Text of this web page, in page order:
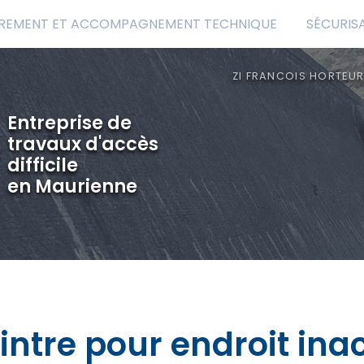
ET ACCOMPAGNEMENT TECHNIQUE
Entreprise de
travaux d'accès
difficile
en Maurienne
ZI FRANCOIS
pour endroit